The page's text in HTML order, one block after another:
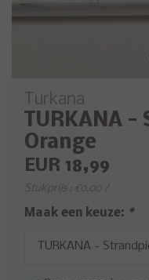
Turkana
TURKANA
Orange
EUR 18,99
Stukprijs : €0,00 /
Maak een keuze: *